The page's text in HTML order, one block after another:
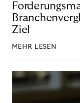
Ziel
MEHR LESEN